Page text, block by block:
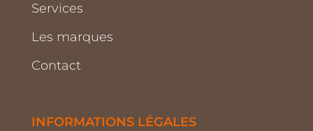
Services
Les marques
Contact
INFORMATIONS LÉGALES